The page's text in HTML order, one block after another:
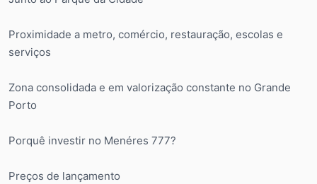
Proximidade a metro, comércio, restauração, escolas e
serviços
Zona consolidada e em valorização constante no Grande
Porto
Porquê investir no Menéres 777?
Preços de lançamento